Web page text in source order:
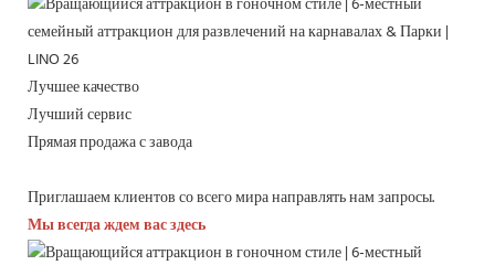
Лучшее качество
Лучший сервис
Прямая продажа с завода
Приглашаем клиентов со всего мира направлять нам запросы.
Мы всегда ждем вас здесь